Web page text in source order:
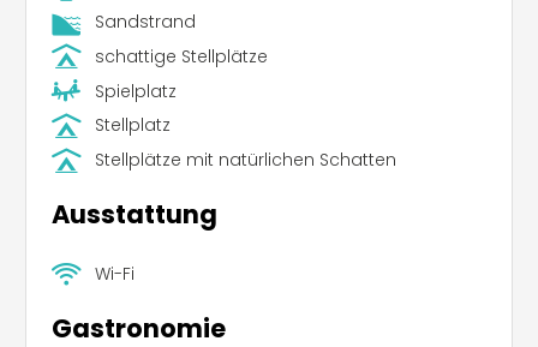
Sandstrand
schattige Stellplätze
Spielplatz
Stellplatz
Stellplätze mit natürlichen Schatten
Ausstattung
Wi-Fi
Gastronomie